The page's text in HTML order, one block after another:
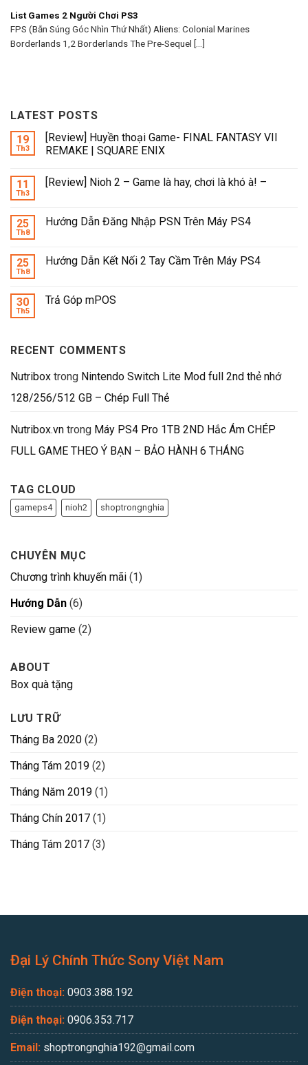
List Games 2 Người Chơi PS3
FPS (Bắn Súng Góc Nhìn Thứ Nhất) Aliens: Colonial Marines
Borderlands 1,2 Borderlands The Pre-Sequel [...]
LATEST POSTS
19
Th3
[Review] Huyền thoại Game- FINAL FANTASY VII
REMAKE | SQUARE ENIX
11
Th3
[Review] Nioh 2 – Game là hay, chơi là khó à! –
25
Th8
Hướng Dẫn Đăng Nhập PSN Trên Máy PS4
25
Th8
Hướng Dẫn Kết Nối 2 Tay Cầm Trên Máy PS4
30
Th5
Trả Góp mPOS
RECENT COMMENTS
Nutribox trong Nintendo Switch Lite Mod full 2nd thẻ nhớ
128/256/512 GB – Chép Full Thẻ
Nutribox.vn trong Máy PS4 Pro 1TB 2ND Hắc Ám CHÉP
FULL GAME THEO Ý BẠN – BẢO HÀNH 6 THÁNG
TAG CLOUD
gameps4 nioh2 shoptrongnghia
CHUYÊN MỤC
Chương trình khuyến mãi (1)
Hướng Dẫn (6)
Review game (2)
ABOUT
Box quà tặng
LƯU TRỮ
Tháng Ba 2020 (2)
Tháng Tám 2019 (2)
Tháng Năm 2019 (1)
Tháng Chín 2017 (1)
Tháng Tám 2017 (3)
Đại Lý Chính Thức Sony Việt Nam
Điện thoại: 0903.388.192
Điện thoại: 0906.353.717
Email: shoptrongnghia192@gmail.com